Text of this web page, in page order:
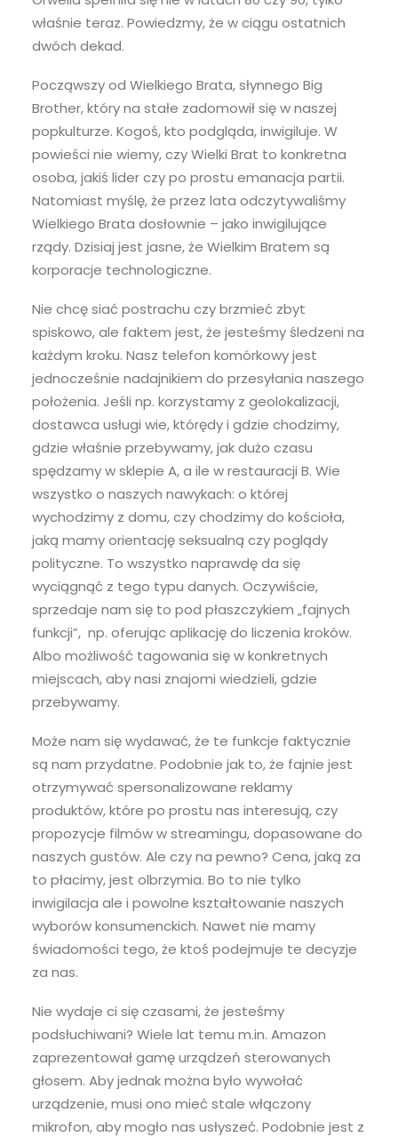
właśnie teraz. Powiedzmy, że w ciągu ostatnich
dwóch dekad.
Począwszy od Wielkiego Brata, słynnego Big
Brother, który na stałe zadomowił się w naszej
popkulturze. Kogoś, kto podgląda, inwigiluje. W
powieści nie wiemy, czy Wielki Brat to konkretna
osoba, jakiś lider czy po prostu emanacja partii.
Natomiast myślę, że przez lata odczytywaliśmy
Wielkiego Brata dosłownie – jako inwigilujące
rządy. Dzisiaj jest jasne, że Wielkim Bratem są
korporacje technologiczne.
Nie chcę siać postrachu czy brzmieć zbyt
spiskowo, ale faktem jest, że jesteśmy śledzeni na
każdym kroku. Nasz telefon komórkowy jest
jednocześnie nadajnikiem do przesyłania naszego
położenia. Jeśli np. korzystamy z geolokalizacji,
dostawca usługi wie, którędy i gdzie chodzimy,
gdzie właśnie przebywamy, jak dużo czasu
spędzamy w sklepie A, a ile w restauracji B. Wie
wszystko o naszych nawykach: o której
wychodzimy z domu, czy chodzimy do kościoła,
jaką mamy orientację seksualną czy poglądy
polityczne. To wszystko naprawdę da się
wyciągnąć z tego typu danych. Oczywiście,
sprzedaje nam się to pod płaszczykiem „fajnych
funkcji”, np. oferując aplikację do liczenia kroków.
Albo możliwość tagowania się w konkretnych
miejscach, aby nasi znajomi wiedzieli, gdzie
przebywamy.
Może nam się wydawać, że te funkcje faktycznie
są nam przydatne. Podobnie jak to, że fajnie jest
otrzymywać spersonalizowane reklamy
produktów, które po prostu nas interesują, czy
propozycje filmów w streamingu, dopasowane do
naszych gustów. Ale czy na pewno? Cena, jaką za
to płacimy, jest olbrzymia. Bo to nie tylko
inwigilacja ale i powolne kształtowanie naszych
wyborów konsumenckich. Nawet nie mamy
świadomości tego, że ktoś podejmuje te decyzje
za nas.
Nie wydaje ci się czasami, że jesteśmy
podsłuchiwani? Wiele lat temu m.in. Amazon
zaprezentował gamę urządzeń sterowanych
głosem. Aby jednak można było wywołać
urządzenie, musi ono mieć stale włączony
mikrofon, aby mogło nas usłyszeć. Podobnie jest z